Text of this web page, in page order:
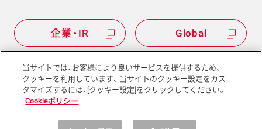
企業・IR Global
サイトマップ サイトポリシー
当サイトでは、お客様により良いサービスを提供するため、
クッキーを利用しています。当サイトのクッキー設定をカス
タマイズするには、[クッキー設定]をクリックしてください。
Cookieポリシー